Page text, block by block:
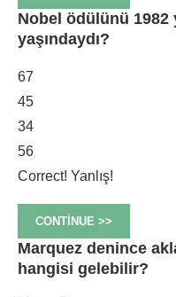
Nobel ödülünü 1982
yaşındaydı?
67
45
34
56
Correct! Yanlış!
CONTINUE >>
Marquez denince
hangisi gelebilir?